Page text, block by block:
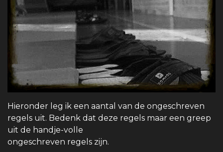
Hieronder leg ik een aantal van de ongeschreven
regels uit. Bedenk dat deze regels maar een greep
uit de handje-volle
ongeschreven regels zijn.